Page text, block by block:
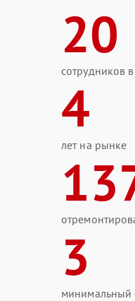
20
сотрудников
4
лет на рынке
3
минимальный